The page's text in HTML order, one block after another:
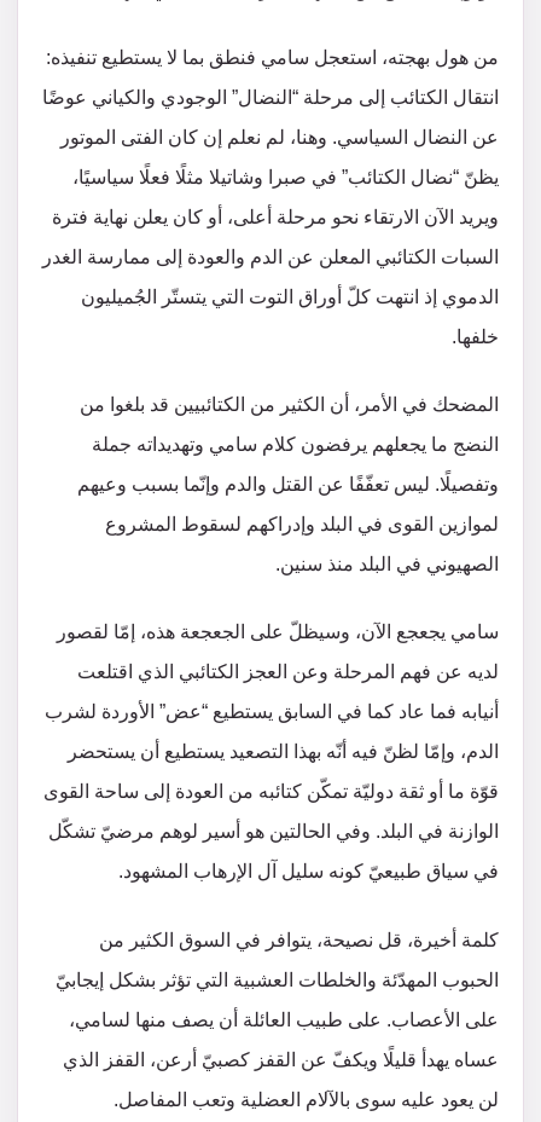
من هول بهجته، استعجل سامي فنطق بما لا يستطيع تنفيذه:
انتقال الكتائب إلى مرحلة “النضال” الوجودي والكياني عوضًا
عن النضال السياسي. وهنا، لم نعلم إن كان الفتى الموتور
يظنّ “نضال الكتائب” في صبرا وشاتيلا مثلًا فعلًا سياسيًا،
ويريد الآن الارتقاء نحو مرحلة أعلى، أو كان يعلن نهاية فترة
السبات الكتائبي المعلن عن الدم والعودة إلى ممارسة الغدر
الدموي إذ انتهت كلّ أوراق التوت التي يتستّر الجُميليون
خلفها.
المضحك في الأمر، أن الكثير من الكتائبيين قد بلغوا من
النضج ما يجعلهم يرفضون كلام سامي وتهديداته جملة
وتفصيلًا. ليس تعفّفًا عن القتل والدم وإنّما بسبب وعيهم
لموازين القوى في البلد وإدراكهم لسقوط المشروع
الصهيوني في البلد منذ سنين.
سامي يجعجع الآن، وسيظلّ على الجعجعة هذه، إمّا لقصور
لديه عن فهم المرحلة وعن العجز الكتائبي الذي اقتلعت
أنيابه فما عاد كما في السابق يستطيع “عض” الأوردة لشرب
الدم، وإمّا لظنّ فيه أنّه بهذا التصعيد يستطيع أن يستحضر
قوّة ما أو ثقة دوليّة تمكّن كتائبه من العودة إلى ساحة القوى
الوازنة في البلد. وفي الحالتين هو أسير لوهم مرضيّ تشكّل
في سياق طبيعيّ كونه سليل آل الإرهاب المشهود.
كلمة أخيرة، قل نصيحة، يتوافر في السوق الكثير من
الحبوب المهدّئة والخلطات العشبية التي تؤثر بشكل إيجابيّ
على الأعصاب. على طبيب العائلة أن يصف منها لسامي،
عساه يهدأ قليلًا ويكفّ عن القفز كصبيّ أرعن، القفز الذي
لن يعود عليه سوى بالآلام العضلية وتعب المفاصل.